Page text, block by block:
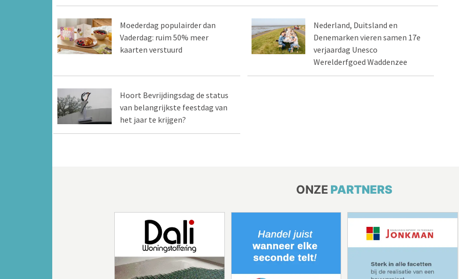
Moederdag populairder dan
Vaderdag: ruim 50% meer
kaarten verstuurd
Nederland, Duitsland en
Denemarken vieren samen 17e
verjaardag Unesco
Werelderfgoed Waddenzee
Hoort Bevrijdingsdag de status
van belangrijkste feestdag van
het jaar te krijgen?
ONZE PARTNERS